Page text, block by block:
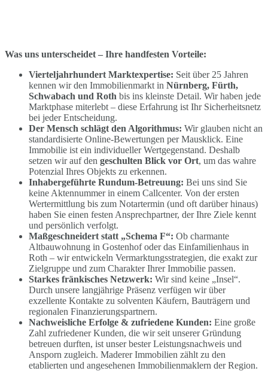
Was uns unterscheidet – Ihre handfesten Vorteile:
Vierteljahrhundert Marktexpertise: Seit über 25 Jahren
kennen wir den Immobilienmarkt in Nürnberg, Fürth,
Schwabach und Roth bis ins kleinste Detail. Wir haben jede
Marktphase miterlebt – diese Erfahrung ist Ihr Sicherheitsnetz
bei jeder Entscheidung.
Der Mensch schlägt den Algorithmus: Wir glauben nicht an
standardisierte Online-Bewertungen per Mausklick. Eine
Immobilie ist ein individueller Wertgegenstand. Deshalb
setzen wir auf den geschulten Blick vor Ort, um das wahre
Potenzial Ihres Objekts zu erkennen.
Inhabergeführte Rundum-Betreuung: Bei uns sind Sie
keine Aktennummer in einem Callcenter. Von der ersten
Wertermittlung bis zum Notartermin (und oft darüber hinaus)
haben Sie einen festen Ansprechpartner, der Ihre Ziele kennt
und persönlich verfolgt.
Maßgeschneidert statt „Schema F“: Ob charmante
Altbauwohnung in Gostenhof oder das Einfamilienhaus in
Roth – wir entwickeln Vermarktungsstrategien, die exakt zur
Zielgruppe und zum Charakter Ihrer Immobilie passen.
Starkes fränkisches Netzwerk: Wir sind keine „Insel“.
Durch unsere langjährige Präsenz verfügen wir über
exzellente Kontakte zu solventen Käufern, Bauträgern und
regionalen Finanzierungspartnern.
Nachweisliche Erfolge & zufriedene Kunden: Eine große
Zahl zufriedener Kunden, die wir seit unserer Gründung
betreuen durften, ist unser bester Leistungsnachweis und
Ansporn zugleich. Maderer Immobilien zählt zu den
etablierten und angesehenen Immobilienmaklern der Region.